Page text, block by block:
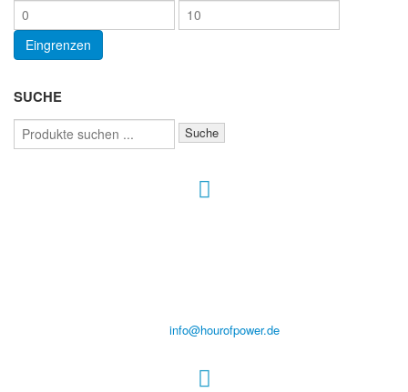
Min.
Preis
Max.
Preis
Eingrenzen
SUCHE
Suchen
nach:
Suche
info@hourofpower.de